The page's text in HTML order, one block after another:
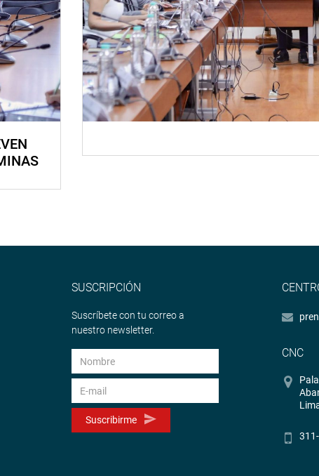
SUSCRIPCIÓN
Suscríbete con tu correo a
nuestro newsletter.
Suscribirme
CNC